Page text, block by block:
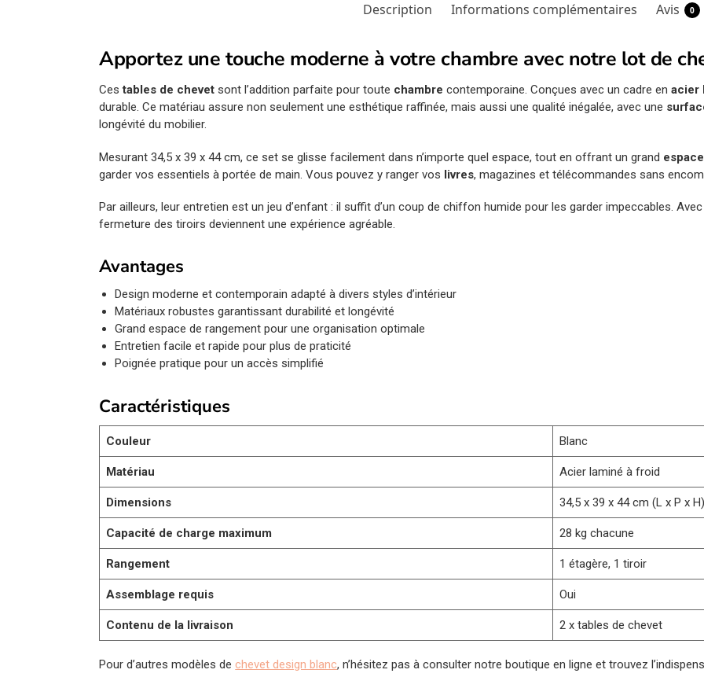
Description Informations complémentaires Avis 0
Apportez une touche moderne à votre chambre avec notre lot de
Cestables de chevet sont l’addition parfaite pour toute chambre contemporaine. Conçues avec un cadre enacier
durable. Ce matériau assure non seulement une esthétique raffinée, mais aussi une qualité inégalée, avec une
longévité du mobilier.
Mesurant 34,5 x 39 x 44 cm, ce set se glisse facilement dans n’importe quel espace, tout en offrant un grand
garder vos essentiels à portée de main. Vous pouvez y ranger vos livres, magazines et télécommandes sans
Par ailleurs, leur entretien est un jeu d’enfant : il suffit d’un coup de chiffon humide pour les garder impeccables.
fermeture des tiroirs deviennent une expérience agréable.
Avantages
Design moderne et contemporain adapté à divers styles d’intérieur
Matériaux robustes garantissant durabilité et longévité
Grand espace de rangement pour une organisation optimale
Entretien facile et rapide pour plus de praticité
Poignée pratique pour un accès simplifié
Caractéristiques
Couleur Blanc
Matériau Acier laminé à froid
Dimensions 34,5 x 39 x 44 cm (L x P x
Capacité de charge maximum 28 kg chacune
Rangement 1 étagère, 1 tiroir
Assemblage requis Oui
Contenu de la livraison 2 x tables de chevet
Pour d’autres modèles dechevet design blanc, n’hésitez pas à consulter notre boutique en ligne et trouvez